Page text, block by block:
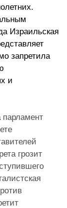
Израильская
запретила
и
парламент
грозит